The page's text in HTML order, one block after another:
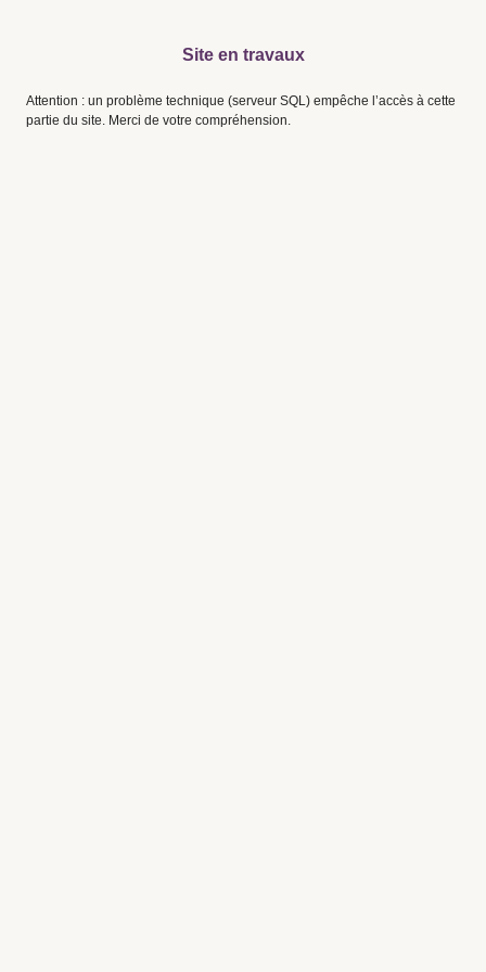
Site en travaux
Attention : un problème technique (serveur SQL) empêche l’accès à cette
partie du site. Merci de votre compréhension.